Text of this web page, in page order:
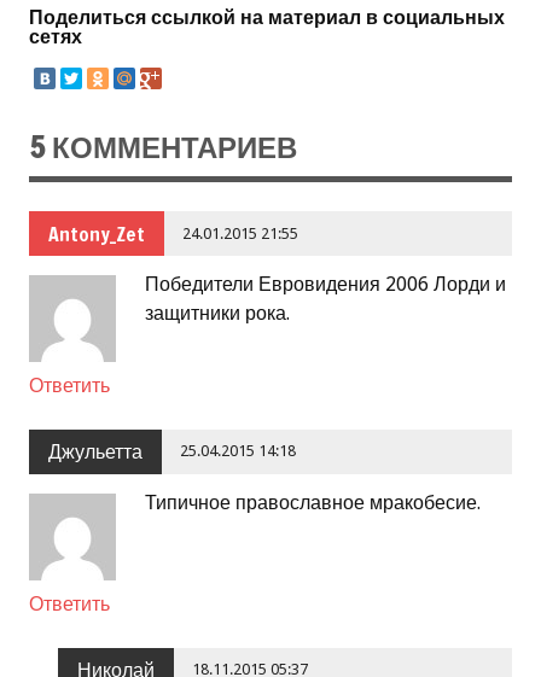
Поделиться ссылкой на материал в социальных
сетях
5 КОММЕНТАРИЕВ
Antony_Zet 24.01.2015 21:55
Победители Евровидения 2006 Лорди и
защитники рока.
Ответить
Джульетта 25.04.2015 14:18
Типичное православное мракобесие.
Ответить
Николай 18.11.2015 05:37